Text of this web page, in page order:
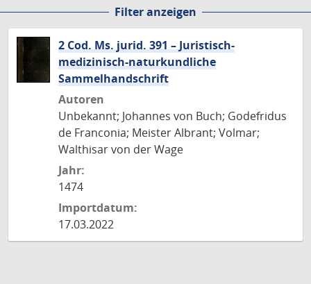
Filter anzeigen
2 Cod. Ms. jurid. 391 – Juristisch-
medizinisch-naturkundliche
Sammelhandschrift
Autoren
Unbekannt; Johannes von Buch; Godefridus
de Franconia; Meister Albrant; Volmar;
Walthisar von der Wage
Jahr:
1474
Importdatum:
17.03.2022